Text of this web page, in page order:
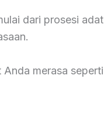
dari prosesi adat
merasa seperti